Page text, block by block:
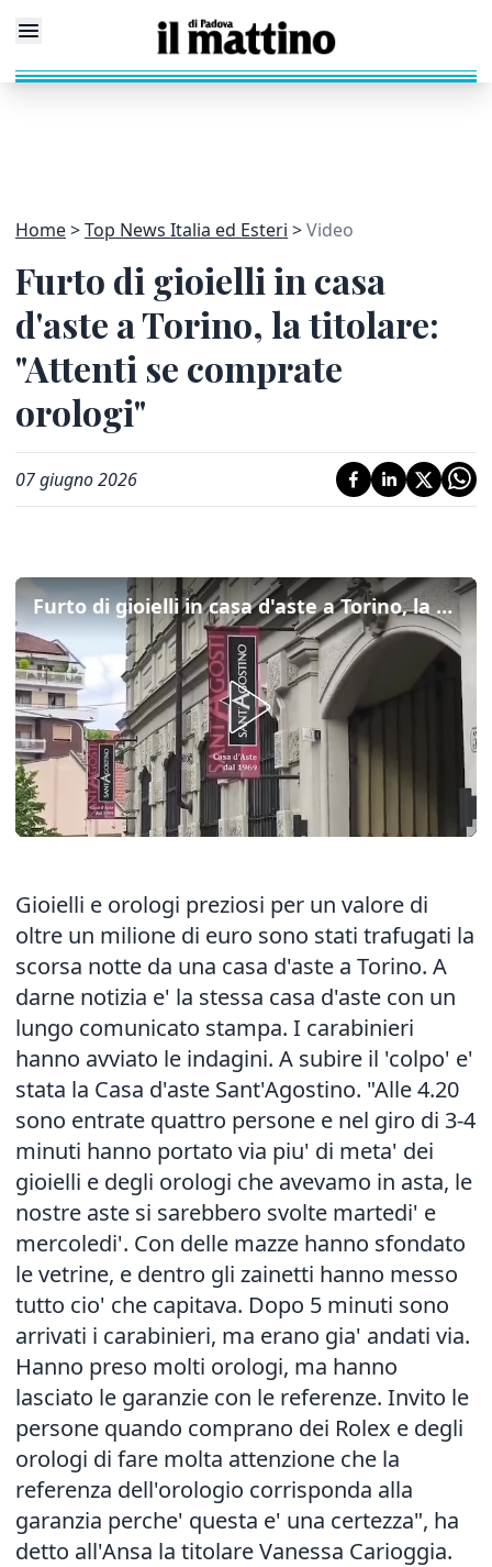
Home Top News Italia ed Esteri Video
Furto di gioielli in casa
d'aste a Torino, la titolare:
"Attenti se comprate
orologi"
07 giugno 2026
Furto di gioielli in casa d'aste a Torino, la titolare: "Attenti se comprate orologi"
Gioielli e orologi preziosi per un valore di
oltre un milione di euro sono stati trafugati la
scorsa notte da una casa d'aste a Torino. A
darne notizia e' la stessa casa d'aste con un
lungo comunicato stampa. I carabinieri
hanno avviato le indagini. A subire il 'colpo' e'
stata la Casa d'aste Sant'Agostino. "Alle 4.20
sono entrate quattro persone e nel giro di 3-4
minuti hanno portato via piu' di meta' dei
gioielli e degli orologi che avevamo in asta, le
nostre aste si sarebbero svolte martedi' e
mercoledi'. Con delle mazze hanno sfondato
le vetrine, e dentro gli zainetti hanno messo
tutto cio' che capitava. Dopo 5 minuti sono
arrivati i carabinieri, ma erano gia' andati via.
Hanno preso molti orologi, ma hanno
lasciato le garanzie con le referenze. Invito le
persone quando comprano dei Rolex e degli
orologi di fare molta attenzione che la
referenza dell'orologio corrisponda alla
garanzia perche' questa e' una certezza", ha
detto all'Ansa la titolare Vanessa Carioggia.